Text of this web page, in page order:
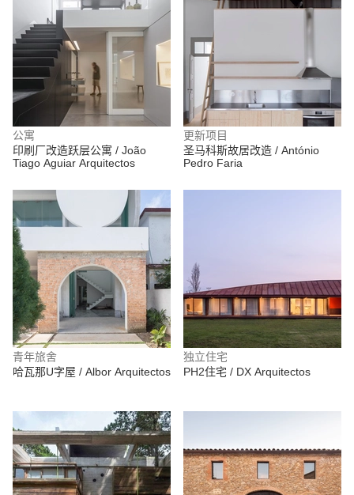
公寓
印刷厂改造跃层公寓 / João
Tiago Aguiar Arquitectos
更新项目
圣马科斯故居改造 / António
Pedro Faria
青年旅舍
哈瓦那U字屋 / Albor Arquitectos
独立住宅
PH2住宅 / DX Arquitectos